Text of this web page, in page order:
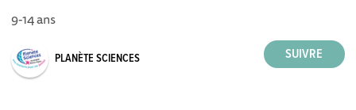
9-14 ans
PLANÈTE SCIENCES